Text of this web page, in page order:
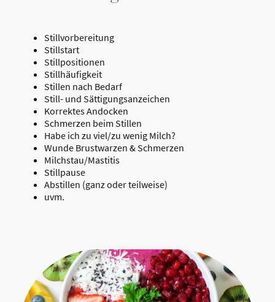
Stillvorbereitung
Stillstart
Stillpositionen
Stillhäufigkeit
Stillen nach Bedarf
Still- und Sättigungsanzeichen
Korrektes Andocken
Schmerzen beim Stillen
Habe ich zu viel/zu wenig Milch?
Wunde Brustwarzen & Schmerzen
Milchstau/Mastitis
Stillpause
Abstillen (ganz oder teilweise)
uvm.